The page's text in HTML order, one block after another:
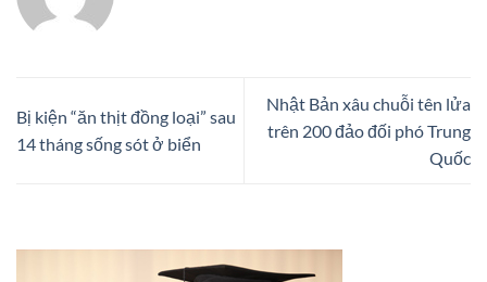
Bị kiện “ăn thịt đồng loại” sau
14 tháng sống sót ở biển
Nhật Bản xâu chuỗi tên lửa
trên 200 đảo đối phó Trung
Quốc